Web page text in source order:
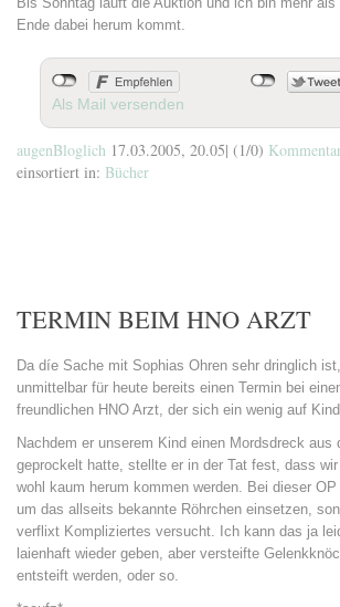
Ende dabei herum kommt.
Als Mail versenden
augenBloglich 17.03.2005, 20.05| (1/0)
einsortiert in: Bücher
TERMIN BEIM HNO ARZT
Da díe Sache mit Sophias Ohren sehr dringlich
unmittelbar für heute bereits einen Termin bei
freundlichen HNO Arzt, der sich ein wenig auf
Nachdem er unserem Kind einen Mordsdreck aus
geprockelt hatte, stellte er in der Tat fest, dass
wohl kaum herum kommen werden. Bei dieser
um das allseits bekannte Röhrchen einsetzen,
verflixt Kompliziertes versucht. Ich kann das ja
laienhaft wieder geben, aber versteifte
entsteift werden, oder so.